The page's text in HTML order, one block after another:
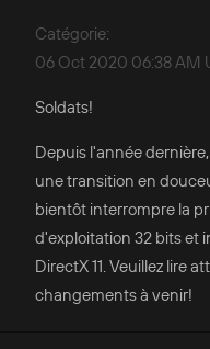
Catégorie:
06 Oct 2020 06:38 AM
Soldats!
Depuis l'année
une transition en
bientôt interrompre la
d'exploitation 32 bits et
DirectX 11. Veuillez lire
changements à venir!